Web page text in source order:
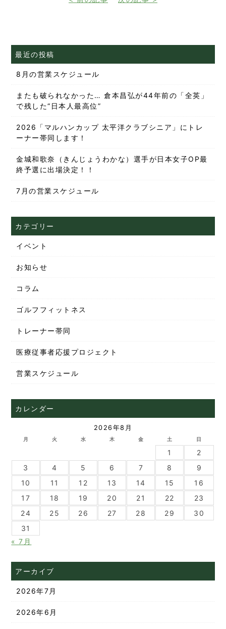
最近の投稿
8月の営業スケジュール
またも破られなかった… 倉本昌弘が44年前の「全英」
で残した“日本人最高位”
2026「マルハンカップ 太平洋クラブシニア」にトレ
ーナー帯同します！
金城和歌奈（きんじょうわかな）選手が日本女子OP最
終予選に出場決定！！
7月の営業スケジュール
カテゴリー
イベント
お知らせ
コラム
ゴルフフィットネス
トレーナー帯同
医療従事者応援プロジェクト
営業スケジュール
カレンダー
2026年8月
月 火 水 木 金 土 日
1
2
3
4 5 6 7 8
9
10
11 12 13 14 15
16
17
18 19 20 21 22
23
24
25 26 27 28 29
30
31
« 7月
アーカイブ
2026年7月
2026年6月